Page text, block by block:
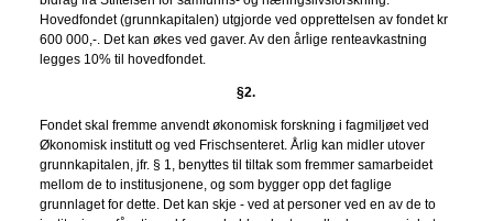
Hovedfondet (grunnkapitalen) utgjorde ved opprettelsen av fondet kr
600 000,-. Det kan økes ved gaver. Av den årlige renteavkastning
legges 10% til hovedfondet.
§2.
Fondet skal fremme anvendt økonomisk forskning i fagmiljøet ved
Økonomisk institutt og ved Frischsenteret. Årlig kan midler utover
grunnkapitalen, jfr. § 1, benyttes til tiltak som fremmer samarbeidet
mellom de to institusjonene, og som bygger opp det faglige
grunnlaget for dette. Det kan skje - ved at personer ved en av de to